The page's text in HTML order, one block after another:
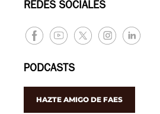
REDES SOCIALES
PODCASTS
HAZTE AMIGO DE FAES